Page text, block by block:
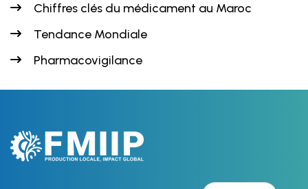
Chiffres clés du médicament au Maroc
Tendance Mondiale
Pharmacovigilance